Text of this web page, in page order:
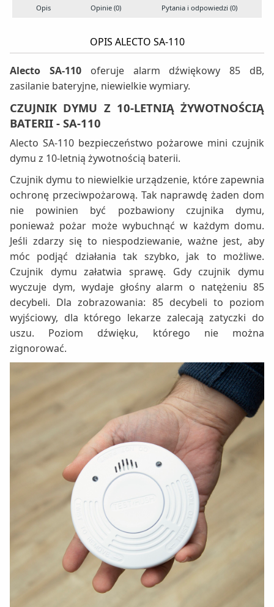
Opis Opinie (0) Pytania i odpowiedzi (0)
OPIS ALECTO SA-110
Alecto SA-110oferuje alarm dźwiękowy 85 dB,
zasilanie bateryjne, niewielkie wymiary.
CZUJNIK DYMU Z 10-LETNIĄ ŻYWOTNOŚCIĄ
BATERII - SA-110
Alecto SA-110 bezpieczeństwo pożarowe mini czujnik
dymu z 10-letnią żywotnością baterii.
Czujnik dymu to niewielkie urządzenie, które zapewnia
ochronę przeciwpożarową. Tak naprawdę żaden dom
nie powinien być pozbawiony czujnika dymu,
ponieważ pożar może wybuchnąć w każdym domu.
Jeśli zdarzy się to niespodziewanie, ważne jest, aby
móc podjąć działania tak szybko, jak to możliwe.
Czujnik dymu załatwia sprawę. Gdy czujnik dymu
wyczuje dym, wydaje głośny alarm o natężeniu 85
decybeli. Dla zobrazowania: 85 decybeli to poziom
wyjściowy, dla którego lekarze zalecają zatyczki do
uszu. Poziom dźwięku, którego nie można
zignorować.